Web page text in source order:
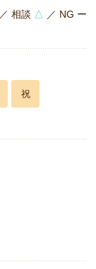
／ 相談 △ ／ NG ー
祝